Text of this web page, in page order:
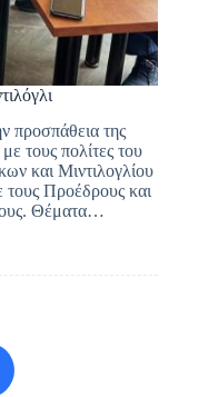
προσπάθεια της
τους πολίτες του
και Μιντιλογλίου
τους Προέδρους και
Θέματα…